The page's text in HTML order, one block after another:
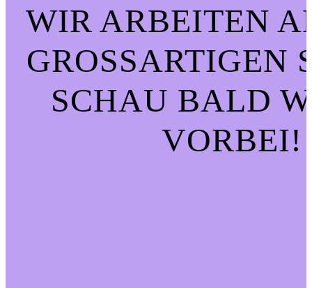
WIR ARBEITEN
GROSSARTIGEN
CHAU BALD
ORBEI!